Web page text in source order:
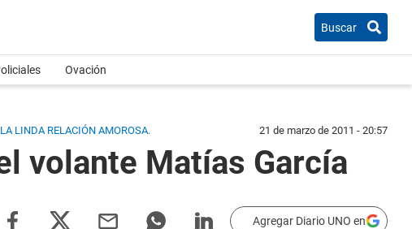
Buscar
Ovación
LINDA RELACIÓN AMOROSA. 21 de marzo de 2011 - 20:57
volante Matías García
Agregar Diario UNO en